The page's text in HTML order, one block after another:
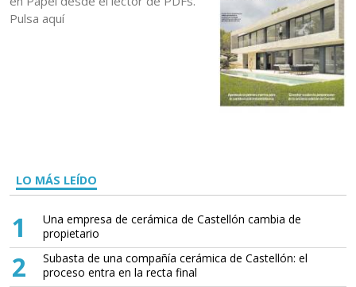
Pulsa aquí
LO MÁS LEÍDO
1
Una empresa de cerámica de Castellón cambia de
propietario
2
Subasta de una compañía cerámica de Castellón: el
proceso entra en la recta final